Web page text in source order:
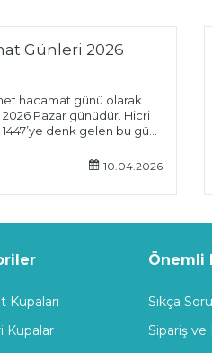
Günleri 2026
hacamat günü olarak
Pazar günüdür. Hicri
denk gelen bu gün,
vücudun arınmasına,
ve dolaşım sisteminin
10.04.2026
Kupaları
Kupalar
Önemli
Sıkça
Sipariş ve